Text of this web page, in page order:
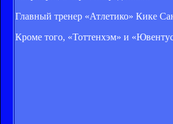
Главный тренер «Атлетико» Кике
Кроме того, «Тоттенхэм» и